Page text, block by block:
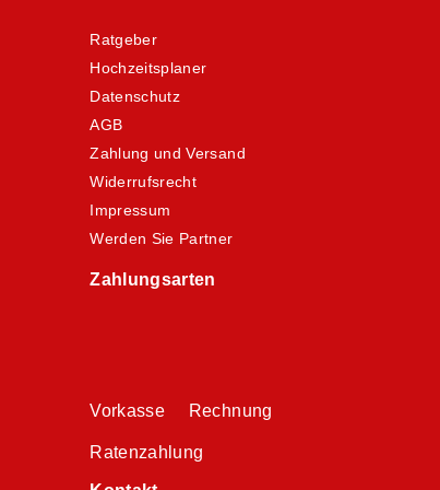
Ratgeber
Hochzeitsplaner
Datenschutz
AGB
Zahlung und Versand
Widerrufsrecht
Impressum
Werden Sie Partner
Zahlungsarten
Vorkasse Rechnung
Ratenzahlung